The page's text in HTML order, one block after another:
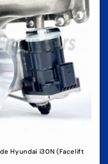
Hyundai i30N (Facelift